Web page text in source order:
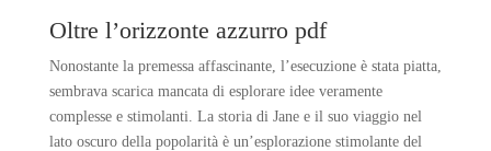
Oltre l’orizzonte azzurro pdf
Nonostante la premessa affascinante, l’esecuzione è stata piatta,
sembrava scarica mancata di esplorare idee veramente
complesse e stimolanti. La storia di Jane e il suo viaggio nel
lato oscuro della popolarità è un’esplorazione stimolante del